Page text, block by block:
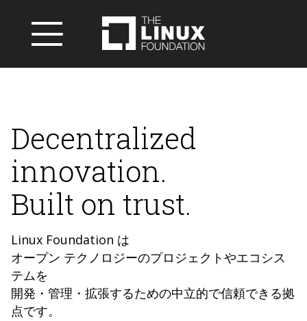
Decentralized
innovation.
Built on trust.
Linux Foundation は
オープン テクノロジーのプロジェクトやエコシス
テムを
開発・管理・拡張するための中立的で信頼できる拠
点です。